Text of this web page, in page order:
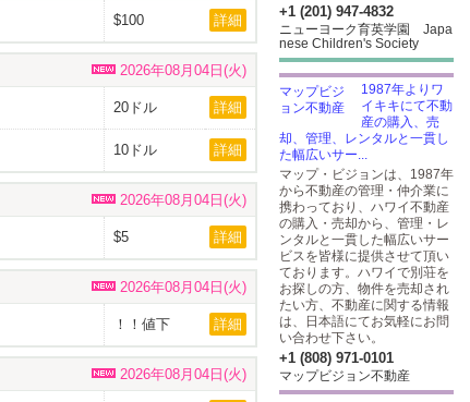
$100 詳細
2026年08月04日(火)
20ドル 詳細
10ドル 詳細
2026年08月04日(火)
$5 詳細
2026年08月04日(火)
！！値下
$8 又は2つで
20ドル
詳細
2026年08月04日(火)
+1 (201) 947-4832
ニューヨーク育英学園 Japa
nese Children's Society
1987年よりワ
イキキにて不動
産の購入、売
却、管理、レンタルと一貫し
た幅広いサー...
マップ・ビジョンは、1987年
から不動産の管理・仲介業に
携わっており、ハワイ不動産
の購入・売却から、管理・レ
ンタルと一貫した幅広いサー
ビスを皆様に提供させて頂い
ております。ハワイで別荘を
お探しの方、物件を売却され
たい方、不動産に関する情報
は、日本語にてお気軽にお問
い合わせ下さい。
+1 (808) 971-0101
マップビジョン不動産